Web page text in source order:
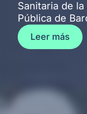
Sanitaria de
Pública de
Leer más